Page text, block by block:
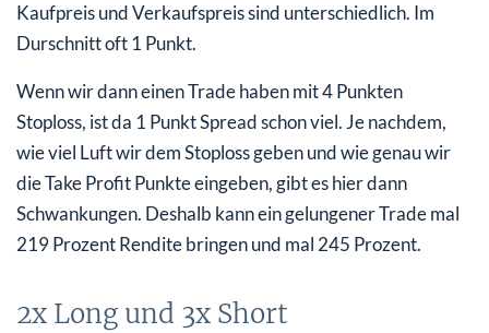
Kaufpreis und Verkaufspreis sind unterschiedlich. Im
Durschnitt oft 1 Punkt.
Wenn wir dann einen Trade haben mit 4 Punkten
Stoploss, ist da 1 Punkt Spread schon viel. Je nachdem,
wie viel Luft wir dem Stoploss geben und wie genau wir
die Take Profit Punkte eingeben, gibt es hier dann
Schwankungen. Deshalb kann ein gelungener Trade mal
219 Prozent Rendite bringen und mal 245 Prozent.
2x Long und 3x Short